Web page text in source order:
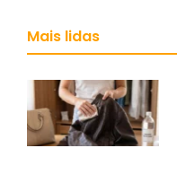
Mais lidas